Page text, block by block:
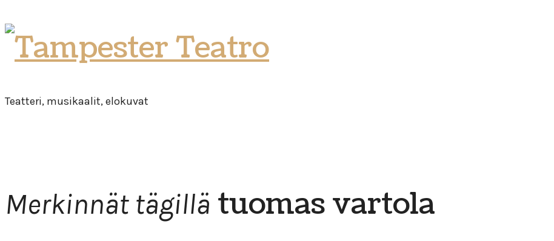
Tampester
Teatro
Teatteri, musikaalit, elokuvat
Merkinnät tägillä tuomas vartola